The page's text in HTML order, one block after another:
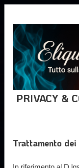
PRIVACY &
Trattamento